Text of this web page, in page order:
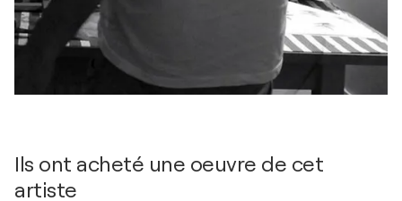
Ils ont acheté une oeuvre de cet
artiste